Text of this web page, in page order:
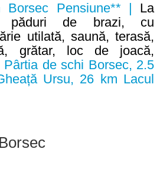
Borsec Pensiune** | La
păduri de brazi, cu
utilată, saună, terasă,
grătar, loc de joacă,
Pârtia de schi Borsec, 2.5
Ursu, 26 km Lacul